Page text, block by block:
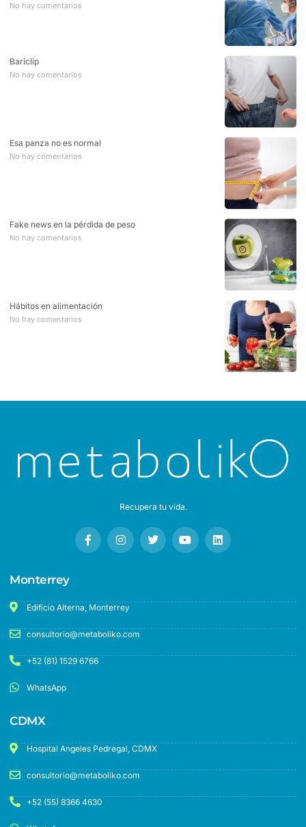
No hay comentarios
Bariclip
No hay comentarios
Esa panza no es normal
No hay comentarios
Fake news en la pérdida de peso
No hay comentarios
Hábitos en alimentación
No hay comentarios
Recupera tu vida.
Monterrey
Edificio Alterna, Monterrey
consultorio@metaboliko.com
+52 (81) 1529 6766
WhatsApp
CDMX
Hospital Angeles Pedregal, CDMX
consultorio@metaboliko.com
+52 (55) 8366 4630